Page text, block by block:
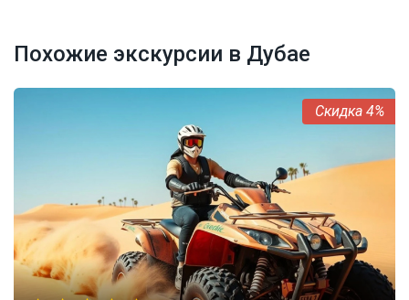
Похожие экскурсии в Дубае
4%